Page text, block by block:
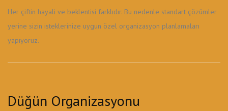
Her çiftin hayali ve beklentisi farklıdır. Bu nedenle standart çözümler
yerine sizin isteklerinize uygun özel organizasyon planlamaları
yapıyoruz.
Düğün Organizasyonu